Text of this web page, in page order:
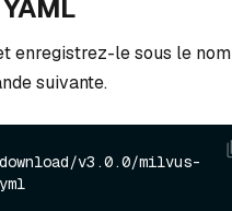
enregistrez-le sous le nom
suivante.
v3.0.0/milvus-